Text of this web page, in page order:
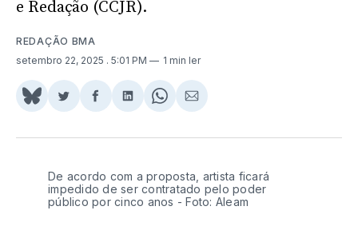
e Redação (CCJR).
REDAÇÃO BMA
setembro 22, 2025 . 5:01 PM 1 min ler
Share
BlueSky
Compartilhar
Twitter
Compartilhar
Facebook
Compartilhar
LinkedIn
Share
WhatsApp
Compartilhar
Email
De acordo com a proposta, artista ficará
impedido de ser contratado pelo poder
público por cinco anos - Foto: Aleam